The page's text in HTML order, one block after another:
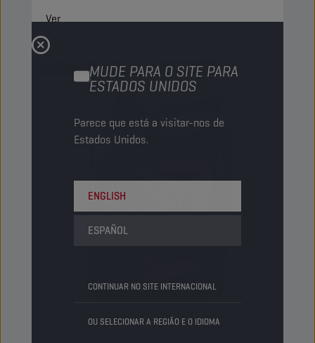
MUDE PARA O SITE PARA
ESTADOS UNIDOS
Parece que está a visitar-nos de
Estados Unidos.
ENGLISH
ESPAÑOL
CONTINUAR NO SITE INTERNACIONAL
OU SELECIONAR A REGIÃO E O IDIOMA
Ver
ÓLEO DE VEIO E TRANSMISSÃO MANUAL
CHAMPIONLIFE EXTENSION